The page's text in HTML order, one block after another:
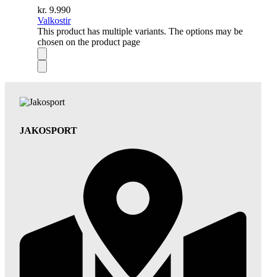
kr. 9.990
Valkostir
This product has multiple variants. The options may be
chosen on the product page
JAKOSPORT